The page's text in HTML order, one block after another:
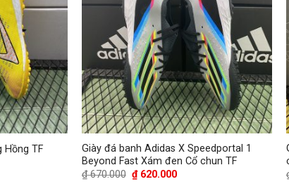
Hồng TF
Giày đá banh Adidas X Speedportal 1
Beyond Fast Xám đen Cổ chun TF
₫670.000 Giá
gốc
₫620.000Giá